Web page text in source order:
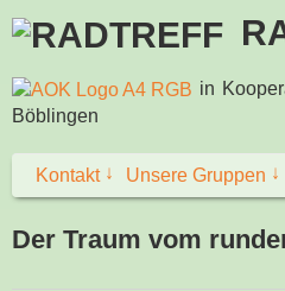
in
Böblingen
Kontakt↓ Unsere Gruppen ↓
Der Traum vom